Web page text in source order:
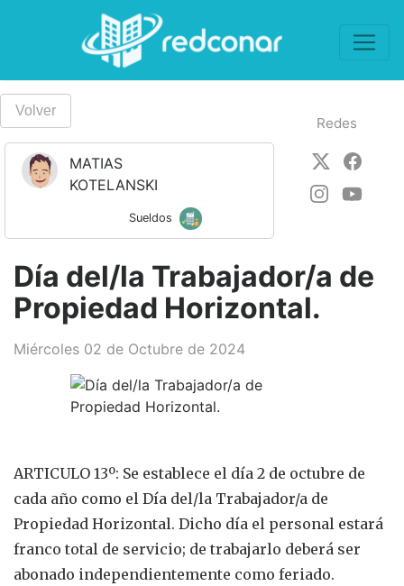
Volver
MATIAS
KOTELANSKI
Sueldos
Redes
Día del/la Trabajador/a de
Propiedad Horizontal.
Miércoles 02 de Octubre de 2024
ARTICULO 13º: Se establece el día 2 de octubre de
cada año como el Día del/la Trabajador/a de
Propiedad Horizontal. Dicho día el personal estará
franco total de servicio; de trabajarlo deberá ser
abonado independientemente como feriado.